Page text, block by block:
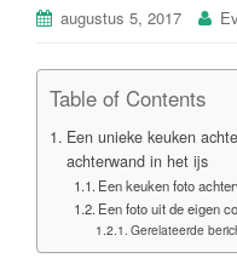
augustus 5, 2017
Table of Contents
Een unieke keuken
achterwand in het ijs
Een keuken foto
Een foto uit de eigen
Gerelateerde